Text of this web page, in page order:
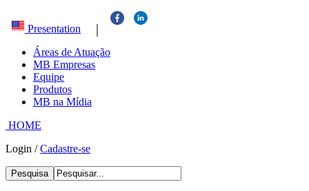
Presentation |
Áreas de Atuação
MB Empresas
Equipe
Produtos
MB na Mídia
HOME
Login /Cadastre-se
Pesquisa